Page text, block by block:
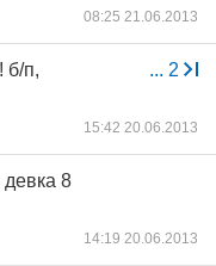
08:25 21.06.2013
... 2
б/п,
15:42 20.06.2013
8
14:19 20.06.2013